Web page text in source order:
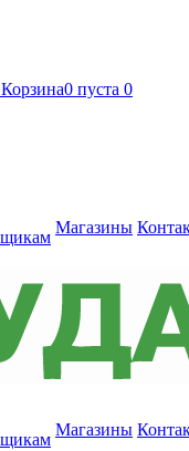
Корзина0 пуста 0
Магазины
Магазины